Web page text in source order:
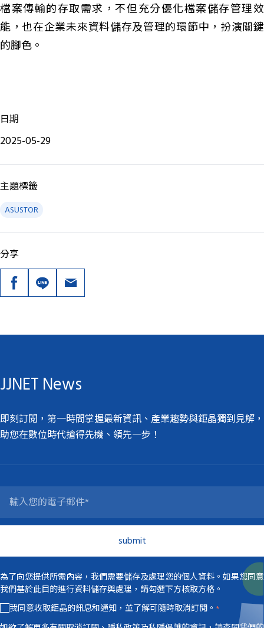
檔案傳輸的存取需求，不但充分優化檔案儲存管理效
能，也在企業未來資料儲存及管理的環節中，扮演關鍵
的腳色。
日期
2025-05-29
主題標籤
ASUSTOR
分享
JJNET News
即刻訂閱，第一時間掌握最新資訊、產業趨勢與鉅晶獨到見解，
助您在數位時代搶得先機、領先一步！
為了向您提供所需內容，我們需要儲存及處理您的個人資料。如果您同意
我們基於此目的進行資料儲存與處理，請勾選下方核取方格。
我同意收取鉅晶的訊息和通知，並了解可隨時取消訂閱。 *